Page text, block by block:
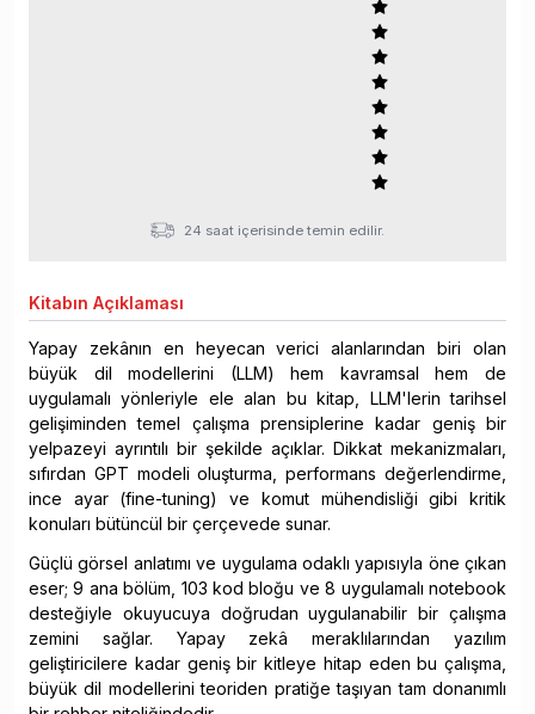
24 saat içerisinde temin edilir.
Kitabın Açıklaması
Yapay zekânın en heyecan verici alanlarından biri olan
büyük dil modellerini (LLM) hem kavramsal hem de
uygulamalı yönleriyle ele alan bu kitap, LLM'lerin tarihsel
gelişiminden temel çalışma prensiplerine kadar geniş bir
yelpazeyi ayrıntılı bir şekilde açıklar. Dikkat mekanizmaları,
sıfırdan GPT modeli oluşturma, performans değerlendirme,
ince ayar (fine-tuning) ve komut mühendisliği gibi kritik
konuları bütüncül bir çerçevede sunar.
Güçlü görsel anlatımı ve uygulama odaklı yapısıyla öne çıkan
eser; 9 ana bölüm, 103 kod bloğu ve 8 uygulamalı notebook
desteğiyle okuyucuya doğrudan uygulanabilir bir çalışma
zemini sağlar. Yapay zekâ meraklılarından yazılım
geliştiricilere kadar geniş bir kitleye hitap eden bu çalışma,
büyük dil modellerini teoriden pratiğe taşıyan tam donanımlı